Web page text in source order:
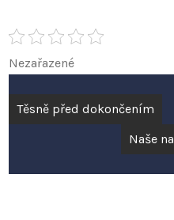
Nezařazené
Navigace
příspěvek
Těsně před dokončením
Naše